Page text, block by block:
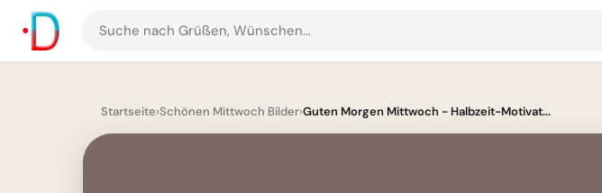
Suche
nach
und
Startseite›Schönen Mittwoch Bilder›Guten Morgen Mittwoch - Halbzeit-Motivat...